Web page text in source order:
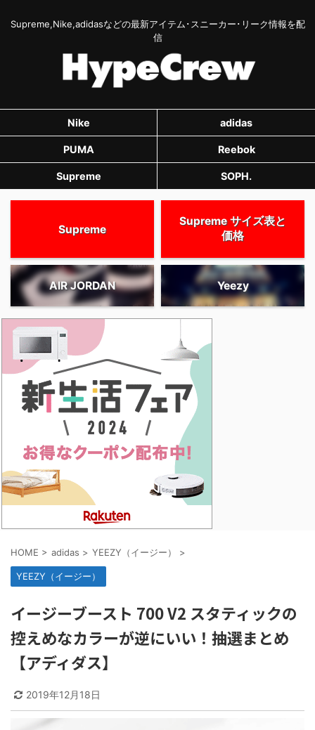
Supreme,Nike,adidasなどの最新アイテム･スニーカー･リーク情報を配
信
Nike adidas
PUMA Reebok
Supreme SOPH.
Supreme
Supreme サイズ表と
価格
AIR JORDAN Yeezy
HOME > adidas > YEEZY（イージー） >
YEEZY（イージー）
イージーブースト 700 V2 スタティックの
控えめなカラーが逆にいい！抽選まとめ
【アディダス】
2019年12月18日